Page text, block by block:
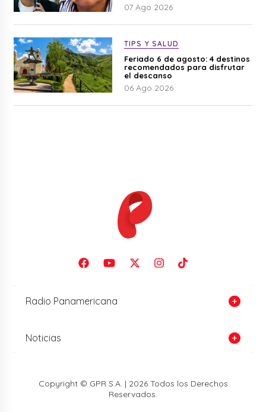
07 Ago 2026
TIPS Y SALUD
Feriado 6 de agosto: 4 destinos
recomendados para disfrutar
el descanso
06 Ago 2026
Radio Panamericana
Noticias
Copyright © GPR S.A. | 2026 Todos los Derechos
Reservados.